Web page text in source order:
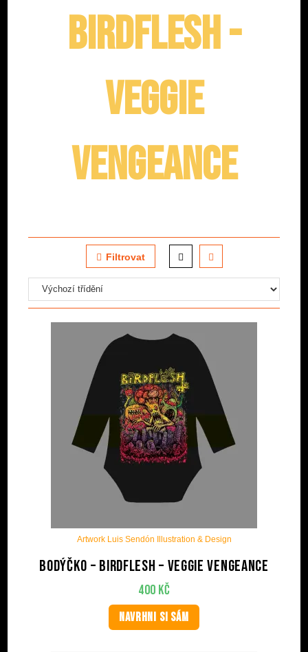
BIRDFLESH -
Veggie
Vengeance
Filtrovat
Artwork Luis Sendón Illustration & Design
Bodýčko – BIRDFLESH – Veggie Vengeance
400 Kč
NAVRHNI SI SÁM